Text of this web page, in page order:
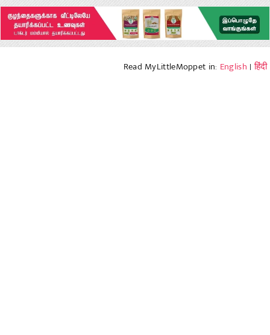
Read MyLittleMoppet in: English |हिंदी